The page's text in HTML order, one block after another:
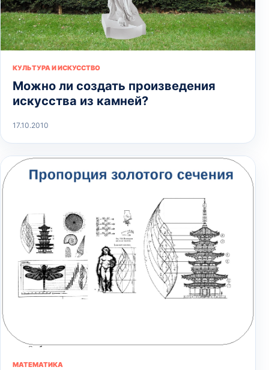
КУЛЬТУРА И ИСКУССТВО
Можно ли создать произведения
искусства из камней?
17.10.2010
МАТЕМАТИКА